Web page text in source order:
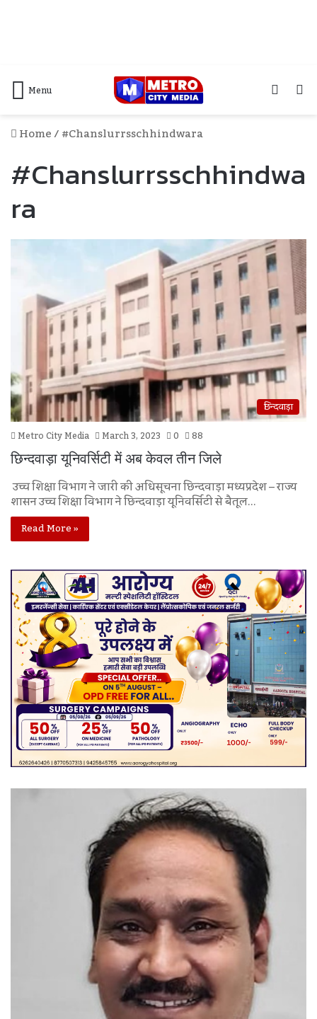
Menu
Log
Home/#chanslurrsschhindwara
#chanslurrsschhindwa
Ra
छिन्दवाड़ा
Metro City Media
March 3, 2023 0 88
छिन्दवाड़ा यूनिवर्सिटी में अब केवल तीन जिले
उच्च शिक्षा विभाग ने जारी की अधिसूचना छिन्दवाड़ा मध्यप्रदेश – राज्य
शासन उच्च शिक्षा विभाग ने छिन्दवाड़ा यूनिवर्सिटी से बैतूल…
Read More »